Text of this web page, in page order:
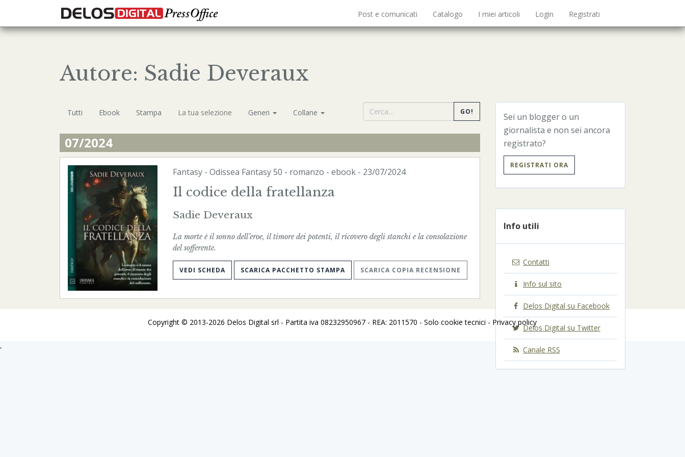
Post e comunicati Catalogo I miei articoli Login Registrati
Autore: Sadie Deveraux
Tutti Ebook Stampa La tua selezione Generi Collane GO!
07/2024
Fantasy- Odissea Fantasy50 - romanzo - ebook- 23/07/2024
Il codice della fratellanza
Sadie Deveraux
La morte è il sonno dell’eroe, il timore dei potenti, il ricovero degli stanchi e la consolazione
del sofferente.
VEDI SCHEDA SCARICA PACCHETTO STAMPA SCARICA COPIA RECENSIONE
Sei un blogger o un
giornalista e non sei ancora
registrato?
REGISTRATI ORA
Info utili
Contatti
Info sul sito
Delos Digital su Facebook
Delos Digital su Twitter
Canale RSS
Copyright © 2013-2026 Delos Digital srl - Partita iva 08232950967 - REA: 2011570 - Solo cookie tecnici - Privacy policy